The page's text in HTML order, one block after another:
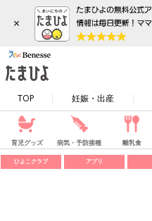
×
TOP 妊娠・出産
育児グッズ 病気・予防接種 離乳食
ひよこクラブ アプリ